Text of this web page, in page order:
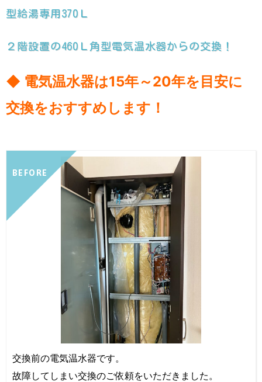
型給湯専用370Ｌ
２階設置の460Ｌ角型電気温水器からの交換！
◆ 電気温水器は15年～20年を目安に
交換をおすすめします！
BEFORE
交換前の電気温水器です。
故障してしまい交換のご依頼をいただきました。